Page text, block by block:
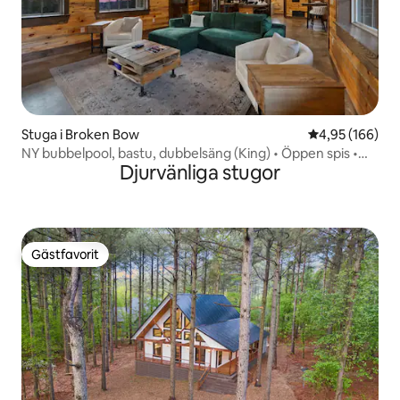
Stuga i Broken Bow 4,95 av 5 i
4,95 (166)
NY bubbelpool, bastu, dubbelsäng (King) • Öppen spis •
Djurvänliga stugor
Gästfavorit
Gästfavorit